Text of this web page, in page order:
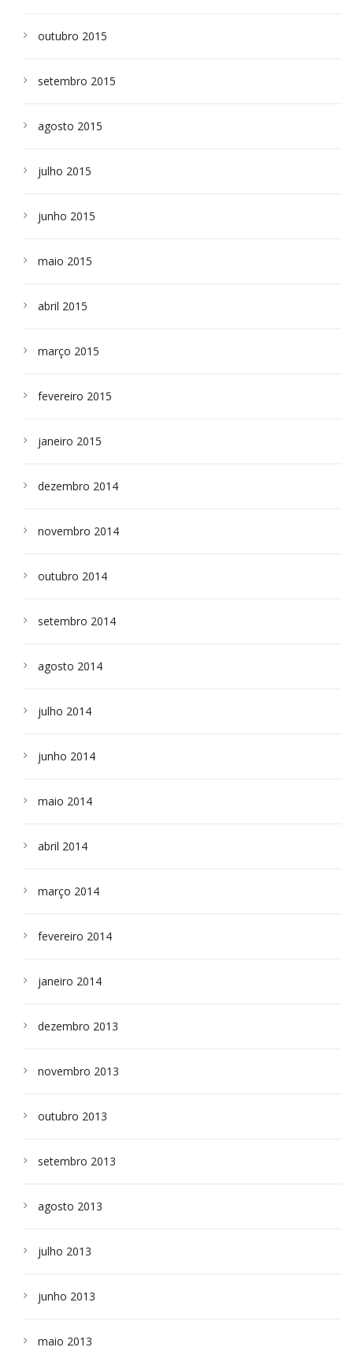
outubro 2015
setembro 2015
agosto 2015
julho 2015
junho 2015
maio 2015
abril 2015
março 2015
fevereiro 2015
janeiro 2015
dezembro 2014
novembro 2014
outubro 2014
setembro 2014
agosto 2014
julho 2014
junho 2014
maio 2014
abril 2014
março 2014
fevereiro 2014
janeiro 2014
dezembro 2013
novembro 2013
outubro 2013
setembro 2013
agosto 2013
julho 2013
junho 2013
maio 2013